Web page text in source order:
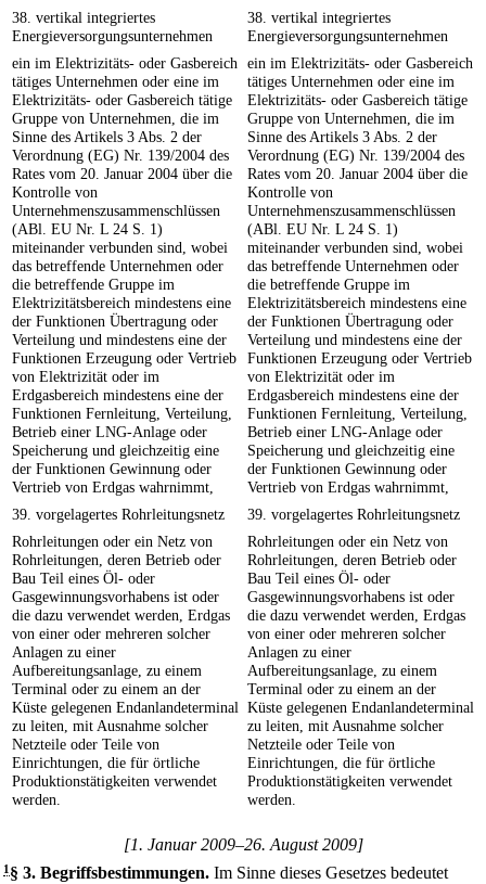
38. vertikal integriertes
Energieversorgungsunternehmen
38. vertikal integriertes
Energieversorgungsunternehmen
ein im Elektrizitäts- oder Gasbereich
tätiges Unternehmen oder eine im
Elektrizitäts- oder Gasbereich tätige
Gruppe von Unternehmen, die im
Sinne des Artikels 3 Abs. 2 der
Verordnung (EG) Nr. 139/2004 des
Rates vom 20. Januar 2004 über die
Kontrolle von
Unternehmenszusammenschlüssen
(ABl. EU Nr. L 24 S. 1)
miteinander verbunden sind, wobei
das betreffende Unternehmen oder
die betreffende Gruppe im
Elektrizitätsbereich mindestens eine
der Funktionen Übertragung oder
Verteilung und mindestens eine der
Funktionen Erzeugung oder Vertrieb
von Elektrizität oder im
Erdgasbereich mindestens eine der
Funktionen Fernleitung, Verteilung,
Betrieb einer LNG-Anlage oder
Speicherung und gleichzeitig eine
der Funktionen Gewinnung oder
Vertrieb von Erdgas wahrnimmt,
ein im Elektrizitäts- oder Gasbereich
tätiges Unternehmen oder eine im
Elektrizitäts- oder Gasbereich tätige
Gruppe von Unternehmen, die im
Sinne des Artikels 3 Abs. 2 der
Verordnung (EG) Nr. 139/2004 des
Rates vom 20. Januar 2004 über die
Kontrolle von
Unternehmenszusammenschlüssen
(ABl. EU Nr. L 24 S. 1)
miteinander verbunden sind, wobei
das betreffende Unternehmen oder
die betreffende Gruppe im
Elektrizitätsbereich mindestens eine
der Funktionen Übertragung oder
Verteilung und mindestens eine der
Funktionen Erzeugung oder Vertrieb
von Elektrizität oder im
Erdgasbereich mindestens eine der
Funktionen Fernleitung, Verteilung,
Betrieb einer LNG-Anlage oder
Speicherung und gleichzeitig eine
der Funktionen Gewinnung oder
Vertrieb von Erdgas wahrnimmt,
39. vorgelagertes Rohrleitungsnetz
39. vorgelagertes Rohrleitungsnetz
Rohrleitungen oder ein Netz von
Rohrleitungen, deren Betrieb oder
Bau Teil eines Öl- oder
Gasgewinnungsvorhabens ist oder
die dazu verwendet werden, Erdgas
von einer oder mehreren solcher
Anlagen zu einer
Aufbereitungsanlage, zu einem
Terminal oder zu einem an der
Küste gelegenen Endanlandeterminal
zu leiten, mit Ausnahme solcher
Netzteile oder Teile von
Einrichtungen, die für örtliche
Produktionstätigkeiten verwendet
werden.
Rohrleitungen oder ein Netz von
Rohrleitungen, deren Betrieb oder
Bau Teil eines Öl- oder
Gasgewinnungsvorhabens ist oder
die dazu verwendet werden, Erdgas
von einer oder mehreren solcher
Anlagen zu einer
Aufbereitungsanlage, zu einem
Terminal oder zu einem an der
Küste gelegenen Endanlandeterminal
zu leiten, mit Ausnahme solcher
Netzteile oder Teile von
Einrichtungen, die für örtliche
Produktionstätigkeiten verwendet
werden.
[1. Januar 2009–26. August 2009]
1§ 3. Begriffsbestimmungen. Im Sinne dieses Gesetzes bedeutet